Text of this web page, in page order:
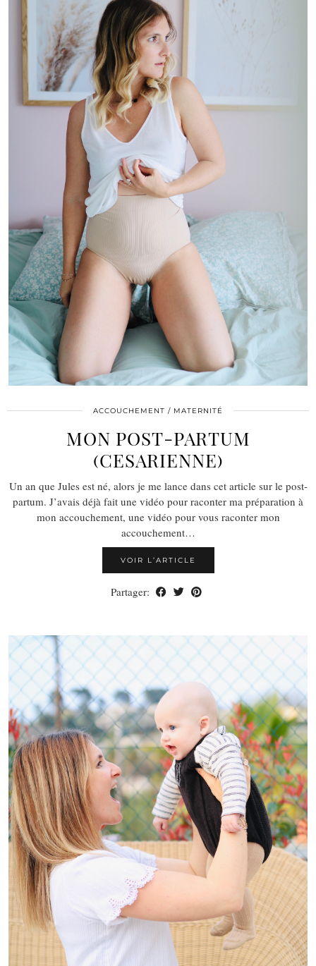
ACCOUCHEMENT / MATERNITÉ
MON POST-PARTUM
(CESARIENNE)
Un an que Jules est né, alors je me lance dans cet article sur le post-
partum. J’avais déjà fait une vidéo pour raconter ma préparation à
mon accouchement, une vidéo pour vous raconter mon
accouchement…
VOIR L’ARTICLE
Partager: